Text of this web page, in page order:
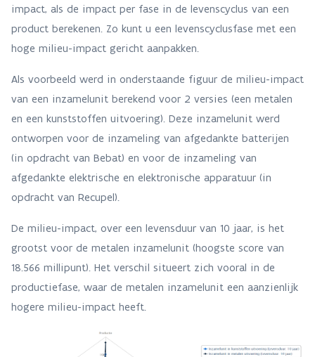
impact, als de impact per fase in de levenscyclus van een
product berekenen. Zo kunt u een levenscyclusfase met een
hoge milieu-impact gericht aanpakken.
Als voorbeeld werd in onderstaande figuur de milieu-impact
van een inzamelunit berekend voor 2 versies (een metalen
en een kunststoffen uitvoering). Deze inzamelunit werd
ontworpen voor de inzameling van afgedankte batterijen
(in opdracht van Bebat) en voor de inzameling van
afgedankte elektrische en elektronische apparatuur (in
opdracht van Recupel).
De milieu-impact, over een levensduur van 10 jaar, is het
grootst voor de metalen inzamelunit (hoogste score van
18.566 millipunt). Het verschil situeert zich vooral in de
productiefase, waar de metalen inzamelunit een aanzienlijk
hogere milieu-impact heeft.